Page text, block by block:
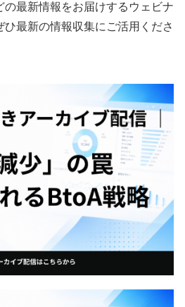
最新情報をお届けするウェビナ
最新の情報収集にご活用くださ